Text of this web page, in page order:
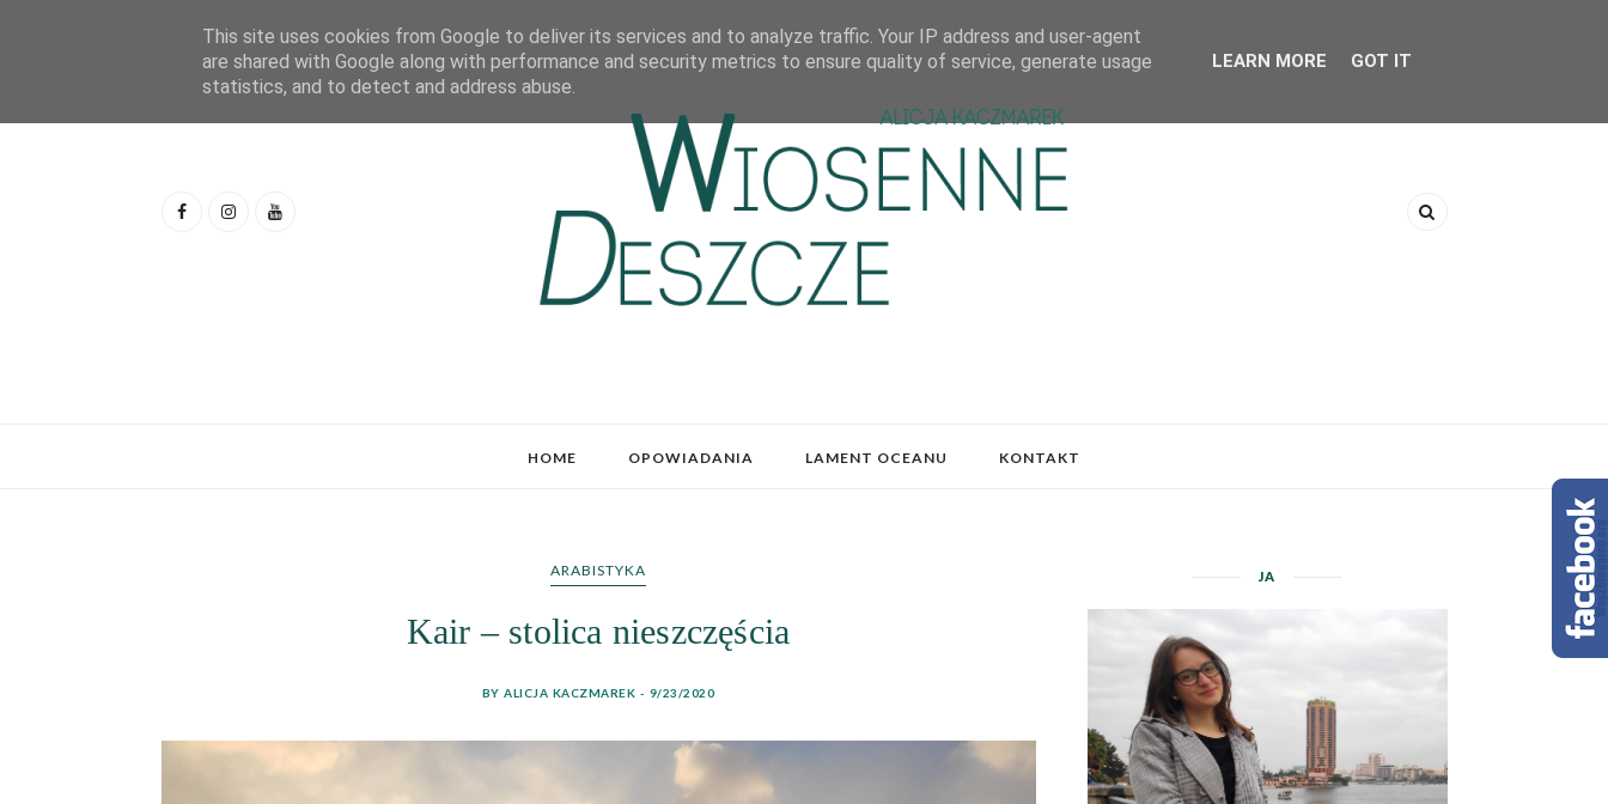
HOME OPOWIADANIA LAMENT OCEANU KONTAKT
ARABISTYKA
Kair – stolica nieszczęścia
BY ALICJA KACZMAREK - 9/23/2020
JA
This site uses cookies from Google to deliver its services and to analyze traffic. Your IP address and user-agent
are shared with Google along with performance and security metrics to ensure quality of service, generate usage
statistics, and to detect and address abuse.
LEARN MORE GOT IT